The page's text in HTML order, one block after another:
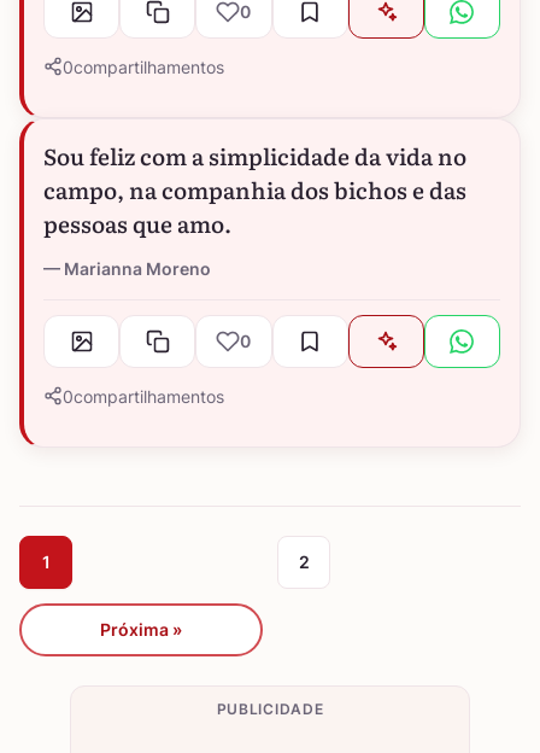
0
0compartilhamentos
Sou feliz com a simplicidade da vida no
campo, na companhia dos bichos e das
pessoas que amo.
Marianna Moreno
0
0compartilhamentos
1 2
Próxima »
PUBLICIDADE